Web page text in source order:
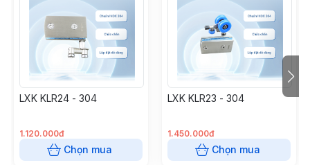
LXK KLR24 - 304
1.120.000đ
Chọn mua
LXK KLR23 - 304
1.450.000đ
Chọn mua